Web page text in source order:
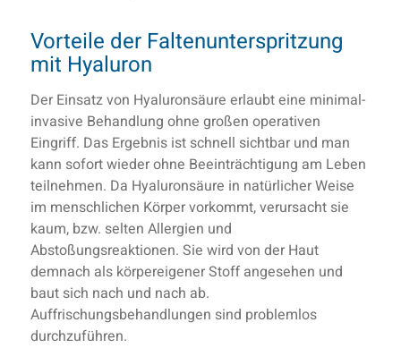
Vorteile der Faltenunterspritzung
mit Hyaluron
Der Einsatz von Hyaluronsäure erlaubt eine minimal-
invasive Behandlung ohne großen operativen
Eingriff. Das Ergebnis ist schnell sichtbar und man
kann sofort wieder ohne Beeinträchtigung am Leben
teilnehmen. Da Hyaluronsäure in natürlicher Weise
im menschlichen Körper vorkommt, verursacht sie
kaum, bzw. selten Allergien und
Abstoßungsreaktionen. Sie wird von der Haut
demnach als körpereigener Stoff angesehen und
baut sich nach und nach ab.
Auffrischungsbehandlungen sind problemlos
durchzuführen.